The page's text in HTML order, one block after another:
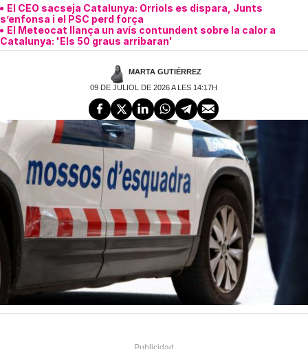
El CEO sacseja Catalunya: Orriols es dispara, Junts
s’enfonsa i el PSC perd força
El Meteocat llança un avís contundent sobre la calor a
Catalunya: 'Els 50 graus arribaran'
MARTA GUTIÉRREZ
09 DE JULIOL DE 2026 A LES 14:17H